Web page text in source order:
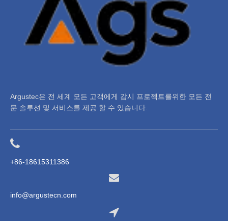
Argustec은 전 세계 모든 고객에게 감시 프로젝트를위한 모든 전
문 솔루션 및 서비스를 제공 할 수 있습니다.
+86-18615311386
info@argustecn.com